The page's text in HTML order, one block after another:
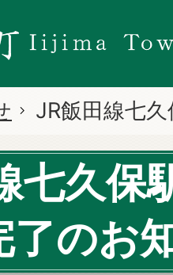
JR飯田線七
七久保
了のお